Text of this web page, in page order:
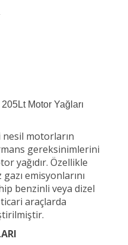
Motor Yağları
nesil motorların
gereksinimlerini
yağıdır. Özellikle
emisyonlarını
benzinli veya dizel
araçlarda